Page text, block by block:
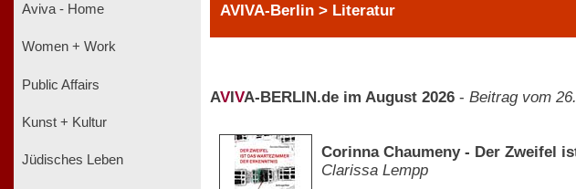
Aviva - Home
Women + Work
Public Affairs
Kunst + Kultur
Jüdisches Leben
AVIVA-Berlin > Literatur
AV VA-BERLIN.de im August 2026 - Beitrag vom
Corinna Chaumeny - Der Zweifel
Clarissa Lempp